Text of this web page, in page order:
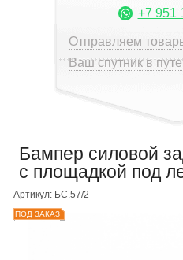
+7 951
Отправляем
Ваш спутник в
Бампер силовой
с площадкой под
Артикул: БС.57/2
ПОД ЗАКАЗ